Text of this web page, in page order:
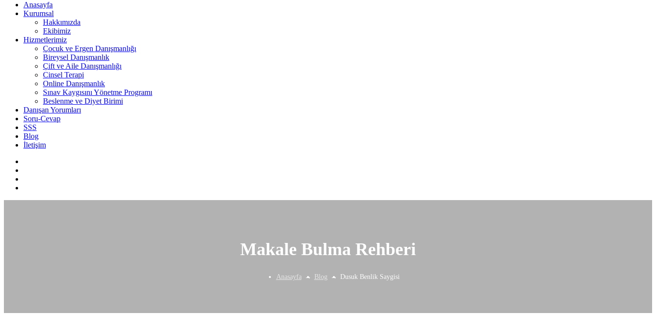
Anasayfa
Kurumsal
Hakkımızda
Ekibimiz
Hizmetlerimiz
Çocuk ve Ergen Danışmanlığı
Bireysel Danışmanlık
Çift ve Aile Danışmanlığı
Cinsel Terapi
Online Danışmanlık
Sınav Kaygısını Yönetme Programı
Beslenme ve Diyet Birimi
Danışan Yorumları
Soru-Cevap
SSS
Blog
İletişim
Makale Bulma Rehberi
Anasayfa Blog Dusuk Benlik Saygisi